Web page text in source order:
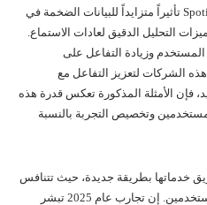
تظهر النسخ الجديدة من Spotify Wrapped تأثيراً متزايداً للبيانات الضخمة في
التحليل الدقيق لعادات الاستماع.
وزيادة التفاعل على
الشركات لتعزيز التفاعل مع
فإن الأمثلة المذكورة تعكس قدرة هذه
وتخصيص التجربة بالنسبة
خدماتها بطريقة جديدة، حيث تتنافس
لخلق جو من الإثارة والتواصل مع المستخدمين. إن تجارب عام 2025 تبشر